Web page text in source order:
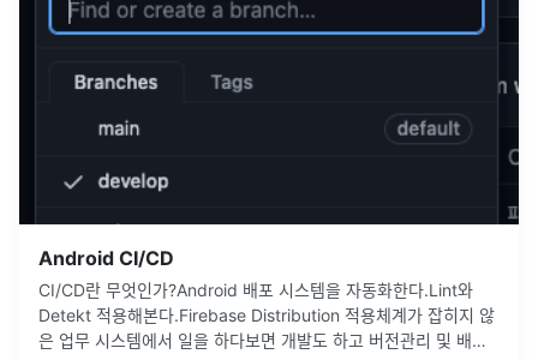
Android CI/CD
CI/CD란 무엇인가?Android 배포 시스템을 자동화한다.Lint와
Detekt 적용해본다.Firebase Distribution 적용체계가 잡히지 않
은 업무 시스템에서 일을 하다보면 개발도 하고 버전관리 및 배포